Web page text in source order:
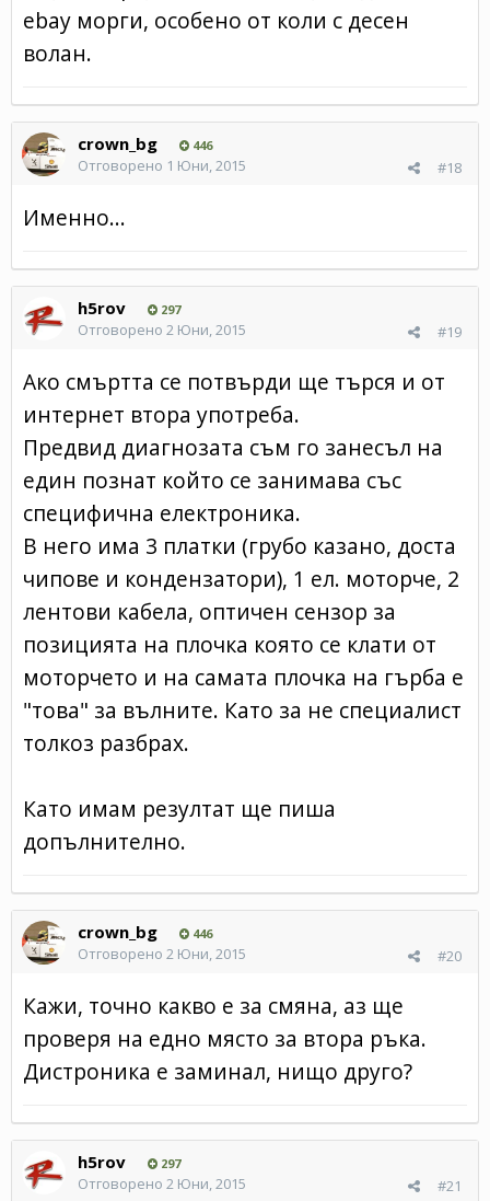
ebay морги, особено от коли с десен
волан.
crown_bg 446
#18
Отговорено 1 Юни, 2015
Именно...
h5rov 297
#19
Отговорено 2 Юни, 2015
Ако смъртта се потвърди ще търся и от
интернет втора употреба.
Предвид диагнозата съм го занесъл на
един познат който се занимава със
специфична електроника.
В него има 3 платки (грубо казано, доста
чипове и кондензатори), 1 ел. моторче, 2
лентови кабела, оптичен сензор за
позицията на плочка която се клати от
моторчето и на самата плочка на гърба е
"това" за вълните. Като за не специалист
толкоз разбрах.
Като имам резултат ще пиша
допълнително.
crown_bg 446
#20
Отговорено 2 Юни, 2015
Кажи, точно какво е за смяна, аз ще
проверя на едно място за втора ръка.
Дистроника е заминал, нищо друго?
h5rov 297
#21
Отговорено 2 Юни, 2015